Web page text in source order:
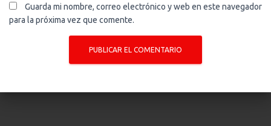
Guarda mi nombre, correo electrónico y web en este navegador
para la próxima vez que comente.